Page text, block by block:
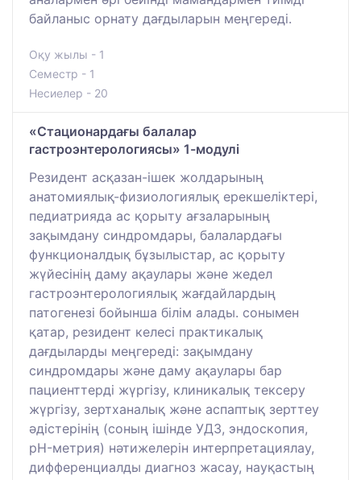
байланыс орнату дағдыларын меңгереді.
Оқу жылы - 1
Семестр - 1
Несиелер - 20
«Стационардағы балалар
гастроэнтерологиясы» 1-модулі
Резидент асқазан-ішек жолдарының
анатомиялық-физиологиялық ерекшеліктері,
педиатрияда ас қорыту ағзаларының
зақымдану синдромдары, балалардағы
функционалдық бұзылыстар, ас қорыту
жүйесінің даму ақаулары және жедел
гастроэнтерологиялық жағдайлардың
патогенезі бойынша білім алады. сонымен
қатар, резидент келесі практикалық
дағдыларды меңгереді: зақымдану
синдромдары және даму ақаулары бар
пациенттерді жүргізу, клиникалық тексеру
жүргізу, зертханалық және аспаптық зерттеу
әдістерінің (соның ішінде УДЗ, эндоскопия,
pH-метрия) нәтижелерін интерпретациялау,
дифференциалды диагноз жасау, науқастың